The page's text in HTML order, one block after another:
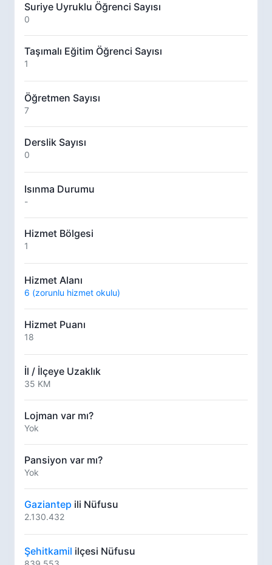
Suriye Uyruklu Öğrenci Sayısı
0
Taşımalı Eğitim Öğrenci Sayısı
1
Öğretmen Sayısı
7
Derslik Sayısı
0
Isınma Durumu
-
Hizmet Bölgesi
1
Hizmet Alanı
6 (zorunlu hizmet okulu)
Hizmet Puanı
18
İl / İlçeye Uzaklık
35 KM
Lojman var mı?
Yok
Pansiyon var mı?
Yok
Gaziantep ili Nüfusu
2.130.432
Şehitkamil ilçesi Nüfusu